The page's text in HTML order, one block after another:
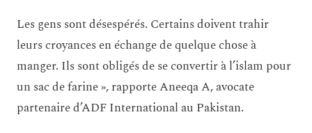
Les gens sont désespérés. Certains doivent trahir
leurs croyances en échange de quelque chose à
manger. Ils sont obligés de se convertir à l’islam pour
un sac de farine », rapporte Aneeqa A, avocate
partenaire d’ADF International au Pakistan.